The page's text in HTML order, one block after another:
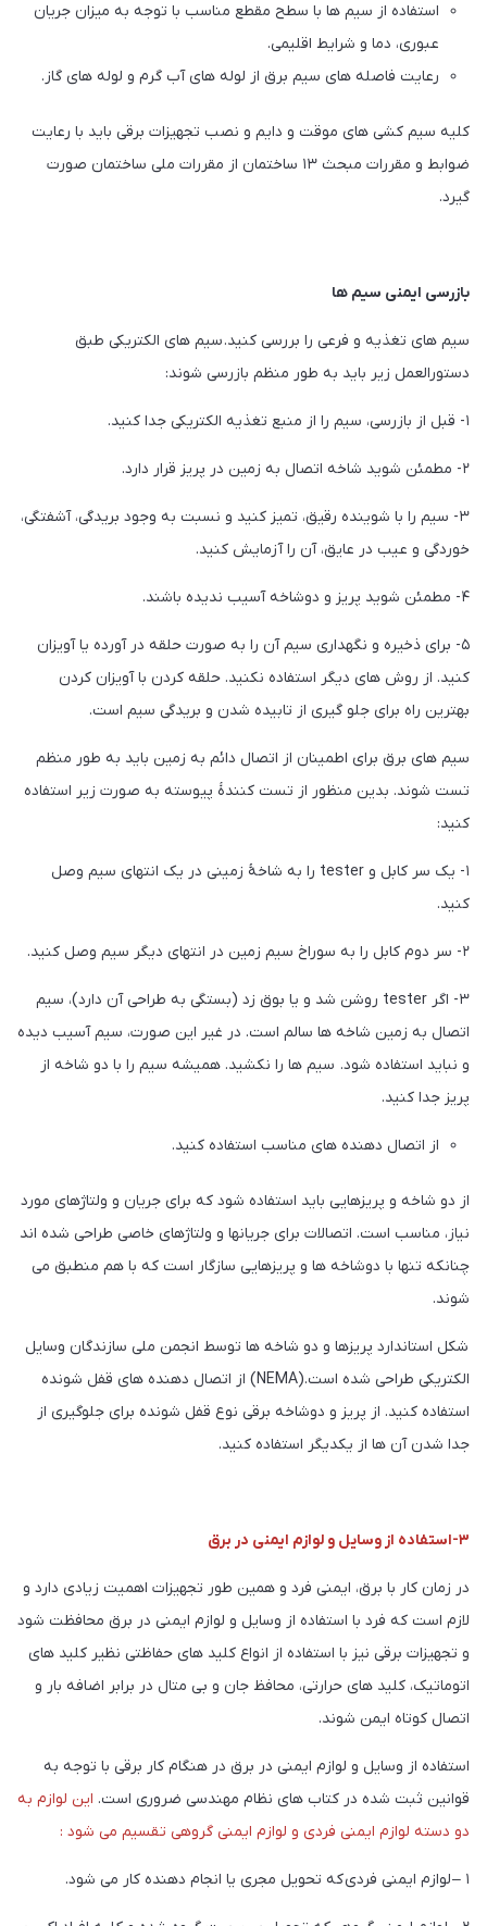
استفاده از سیم ها با سطح مقطع مناسب با توجه به میزان جریان
عبوری، دما و شرایط اقلیمی.
رعایت فاصله های سیم برق از لوله های آب گرم و لوله های گاز.
کلیه سیم کشی های موقت و دایم و نصب تجهیزات برقی باید با رعایت
ضوابط و مقررات مبحث ۱۳ ساختمان از مقررات ملی ساختمان صورت
گیرد.
بازرسی ایمنی سیم ها
سیم های تغذیه و فرعی را بررسی کنید. سیم های الکتریکی طبق
دستورالعمل زیر باید به طور منظم بازرسی شوند:
۱- قبل از بازرسی، سیم را از منبع تغذیه الکتریکی جدا کنید.
۲- مطمئن شوید شاخه اتصال به زمین در پریز قرار دارد.
۳- سیم را با شوینده رقیق، تمیز کنید و نسبت به وجود بریدگی، آشفتگی،
خوردگی و عیب در عایق، آن را آزمایش کنید.
۴- مطمئن شوید پریز و دوشاخه آسیب ندیده باشند.
۵- برای ذخیره و نگهداری سیم آن را به صورت حلقه در آورده یا آویزان
کنید. از روش های دیگر استفاده نکنید. حلقه کردن با آویزان کردن
بهترین راه برای جلو گیری از تابیده شدن و بریدگی سیم است.
سیم های برق برای اطمینان از اتصال دائم به زمین باید به طور منظم
تست شوند. بدین منظور از تست کنندۀ پیوسته به صورت زیر استفاده
کنید:
۱- یک سر کابل و tester را به شاخۀ زمینی در یک انتهای سیم وصل
کنید.
۲- سر دوم کابل را به سوراخ سیم زمین در انتهای دیگر سیم وصل کنید.
٣- اگر tester روشن شد و یا بوق زد (بستگی به طراحی آن دارد)، سیم
اتصال به زمین شاخه ها سالم است. در غیر این صورت، سیم آسیب دیده
و نباید استفاده شود. سیم ها را نکشید. همیشه سیم را با دو شاخه از
پریز جدا کنید.
از اتصال دهنده های مناسب استفاده کنید.
از دو شاخه و پریزهایی باید استفاده شود که برای جریان و ولتاژهای مورد
نیاز، مناسب است. اتصالات برای جریانها و ولتاژهای خاصی طراحی شده اند
چنانکه تنها با دوشاخه ها و پریزهایی سازگار است که با هم منطبق می
شوند.
شکل استاندارد پریزها و دو شاخه ها توسط انجمن ملی سازندگان وسایل
الکتریکی طراحی شده است.(NEMA) از اتصال دهنده های قفل شونده
استفاده کنید. از پریز و دوشاخه برقی نوع قفل شونده برای جلوگیری از
جدا شدن آن ها از یکدیگر استفاده کنید.
۳-استفاده از وسایل و لوازم ایمنی در برق
در زمان کار با برق، ایمنی فرد و همین طور تجهیزات اهمیت زیادی دارد و
لازم است که فرد با استفاده از وسایل و لوازم ایمنی در برق محافظت شود
و تجهیزات برقی نیز با استفاده از انواع کلید های حفاظتی نظیر کلید های
اتوماتیک، کلید های حرارتی، محافظ جان و بی متال در برابر اضافه بار و
اتصال کوتاه ایمن شوند.
استفاده از وسایل و لوازم ایمنی در برق در هنگام کار برقی با توجه به
قوانین ثبت شده در کتاب های نظام مهندسی ضروری است. این لوازم به
دو دسته لوازم ایمنی فردی و لوازم ایمنی گروهی تقسیم می شود :
۱ – لوازم ایمنی فردی که تحویل مجری یا انجام دهنده کار می شود.